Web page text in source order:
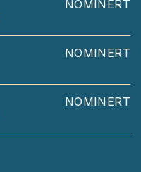
NOMINERT
NOMINERT
NOMINERT